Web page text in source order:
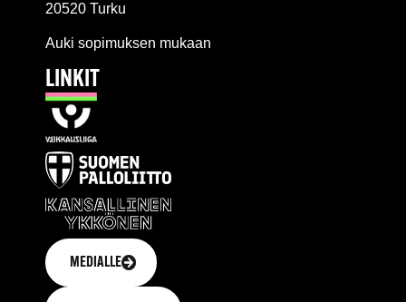
20520 Turku
Auki sopimuksen mukaan
LINKIT
MEDIALLE